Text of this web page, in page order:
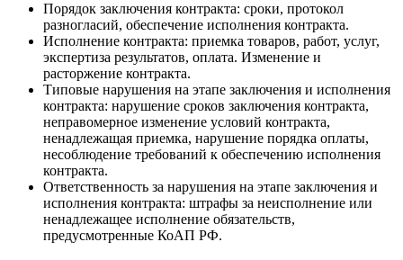
Порядок заключения контракта: сроки, протокол
разногласий, обеспечение исполнения контракта.
Исполнение контракта: приемка товаров, работ, услуг,
экспертиза результатов, оплата. Изменение и
расторжение контракта.
Типовые нарушения на этапе заключения и исполнения
контракта: нарушение сроков заключения контракта,
неправомерное изменение условий контракта,
ненадлежащая приемка, нарушение порядка оплаты,
несоблюдение требований к обеспечению исполнения
контракта.
Ответственность за нарушения на этапе заключения и
исполнения контракта: штрафы за неисполнение или
ненадлежащее исполнение обязательств,
предусмотренные КоАП РФ.